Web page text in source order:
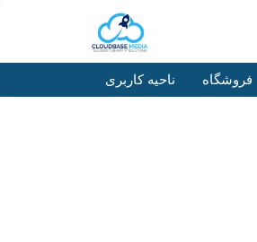
ناحیه کاربری